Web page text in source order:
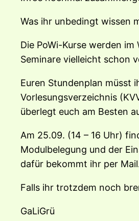
Was ihr unbedingt wissen
Die PoWi-Kurse werden
Seminare vielleicht schon
Euren Stundenplan müsst
Vorlesungsverzeichnis
überlegt euch am Besten
Am 25.09. (14 – 16 Uhr)
Modulbelegung und der
dafür bekommt ihr per
Falls ihr trotzdem noch
GaLiGrü